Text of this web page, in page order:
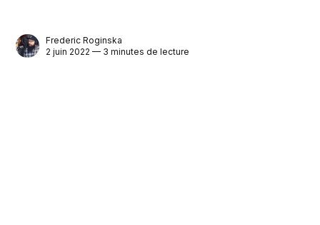
Frederic Roginska
2 juin 2022 — 3 minutes de lecture